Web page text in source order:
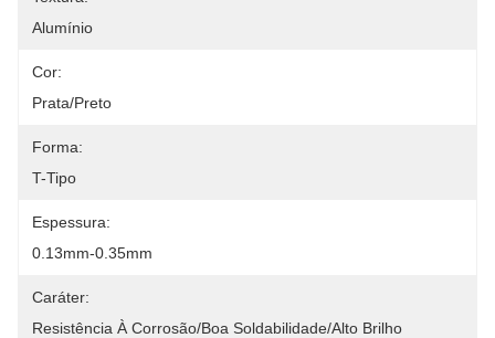
Alumínio
Cor:
Prata/preto
Forma:
T-Tipo
Espessura:
0.13mm-0.35mm
Caráter:
Resistência À Corrosão/boa Soldabilidade/alto Brilho